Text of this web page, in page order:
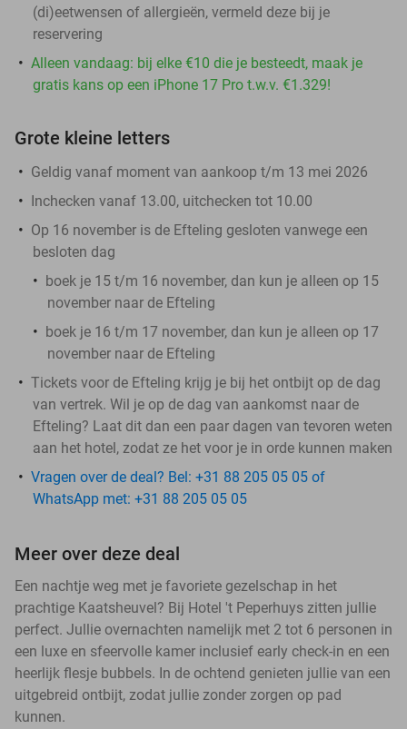
(di)eetwensen of allergieën, vermeld deze bij je
reservering
Alleen vandaag: bij elke €10 die je besteedt, maak je
gratis kans op een iPhone 17 Pro t.w.v. €1.329!
Grote kleine letters
Geldig vanaf moment van aankoop t/m 13 mei 2026
Inchecken vanaf 13.00, uitchecken tot 10.00
Op 16 november is de Efteling gesloten vanwege een
besloten dag
boek je 15 t/m 16 november, dan kun je alleen op 15
november naar de Efteling
boek je 16 t/m 17 november, dan kun je alleen op 17
november naar de Efteling
Tickets voor de Efteling krijg je bij het ontbijt op de dag
van vertrek. Wil je op de dag van aankomst naar de
Efteling? Laat dit dan een paar dagen van tevoren weten
aan het hotel, zodat ze het voor je in orde kunnen maken
Vragen over de deal? Bel: +31 88 205 05 05 of
WhatsApp met: +31 88 205 05 05
Meer over deze deal
Een nachtje weg met je favoriete gezelschap in het
prachtige Kaatsheuvel? Bij Hotel 't Peperhuys zitten jullie
perfect. Jullie overnachten namelijk met 2 tot 6 personen in
een luxe en sfeervolle kamer inclusief early check-in en een
heerlijk flesje bubbels. In de ochtend genieten jullie van een
uitgebreid ontbijt, zodat jullie zonder zorgen op pad
kunnen.